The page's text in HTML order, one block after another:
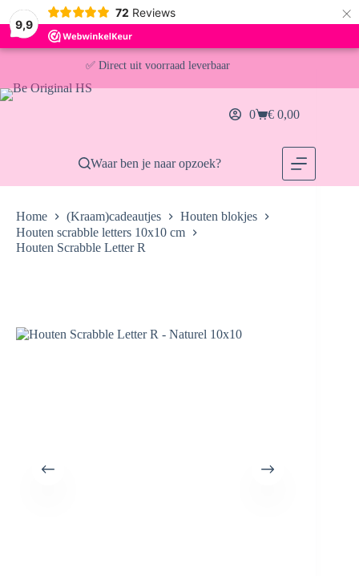
9,9
72 Reviews ×
Ga
inhoud
✅ Direct uit voorraad leverbaar
Winkelwagen
€ 0,00
0
Waar ben je naar opzoek?
Home (Kraam)cadeautjes
Houten blokjes
Houten scrabble letters 10x10 cm
Houten Scrabble Letter R